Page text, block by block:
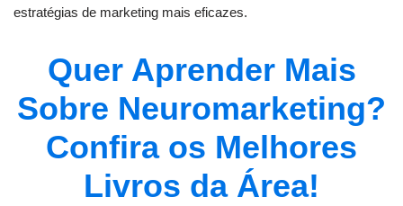
estratégias de marketing mais eficazes.
Quer Aprender Mais
Sobre Neuromarketing?
Confira os Melhores
Livros da Área!